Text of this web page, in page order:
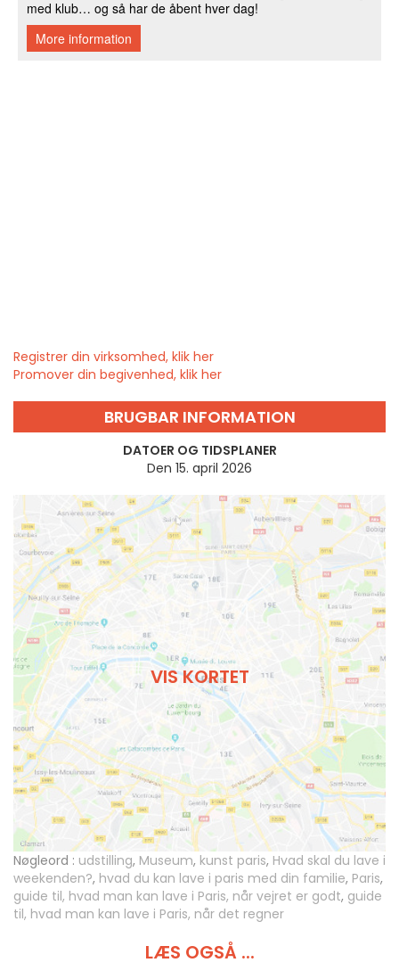
Registrer din virksomhed, klik her
Promover din begivenhed, klik her
BRUGBAR INFORMATION
DATOER OG TIDSPLANER
Den 15. april 2026
VIS KORTET
Nøgleord : udstilling, Museum, kunst paris, Hvad skal du lave i
weekenden?, hvad du kan lave i paris med din familie, Paris,
guide til, hvad man kan lave i Paris, når vejret er godt, guide
til, hvad man kan lave i Paris, når det regner
LÆS OGSÅ ...